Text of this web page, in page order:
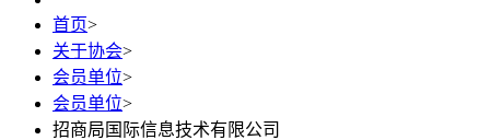
首页>
关于协会>
会员单位>
会员单位>
招商局国际信息技术有限公司